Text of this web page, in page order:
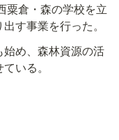
粟倉・森の学校を立
す事業を行った。
め、森林資源の活
いる。